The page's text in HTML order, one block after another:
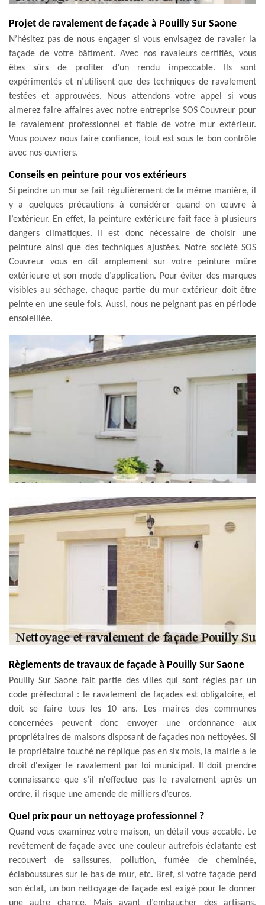
Projet de ravalement de façade à Pouilly Sur Saone
N’hésitez pas de nous engager si vous envisagez de ravaler la
façade de votre bâtiment. Avec nos ravaleurs certifiés, vous
êtes sûrs de profiter d’un rendu impeccable. Ils sont
expérimentés et n’utilisent que des techniques de ravalement
testées et approuvées. Nous attendons votre appel si vous
aimerez faire affaires avec notre entreprise SOS Couvreur pour
le ravalement professionnel et fiable de votre mur extérieur.
Vous pouvez nous faire confiance, tout est sous le bon contrôle
avec nos ouvriers.
Conseils en peinture pour vos extérieurs
Si peindre un mur se fait régulièrement de la même manière, il
y a quelques précautions à considérer quand on œuvre à
l’extérieur. En effet, la peinture extérieure fait face à plusieurs
dangers climatiques. Il est donc nécessaire de choisir une
peinture ainsi que des techniques ajustées. Notre société SOS
Couvreur vous en dit amplement sur votre peinture mûre
extérieure et son mode d’application. Pour éviter des marques
visibles au séchage, chaque partie du mur extérieur doit être
peinte en une seule fois. Aussi, nous ne peignant pas en période
ensoleillée.
Règlements de travaux de façade à Pouilly Sur Saone
Pouilly Sur Saone fait partie des villes qui sont régies par un
code préfectoral : le ravalement de façades est obligatoire, et
doit se faire tous les 10 ans. Les maires des communes
concernées peuvent donc envoyer une ordonnance aux
propriétaires de maisons disposant de façades non nettoyées. Si
le propriétaire touché ne réplique pas en six mois, la mairie a le
droit d'exiger le ravalement par loi municipal. Il doit prendre
connaissance que s’il n'effectue pas le ravalement après un
ordre, il risque une amende de milliers d’euros.
Quel prix pour un nettoyage professionnel ?
Quand vous examinez votre maison, un détail vous accable. Le
revêtement de façade avec une couleur autrefois éclatante est
recouvert de salissures, pollution, fumée de cheminée,
éclaboussures sur le bas de mur, etc. Bref, si votre façade perd
son éclat, un bon nettoyage de façade est exigé pour le donner
une autre chance. Mais avant d’embaucher des artisans,